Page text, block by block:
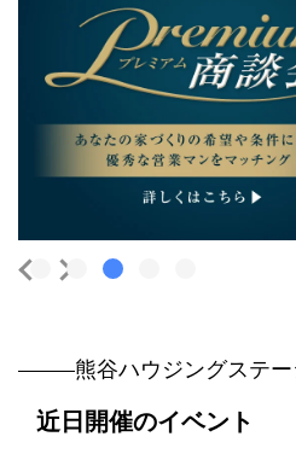
熊谷ハウジングステ
近日開催のイベント